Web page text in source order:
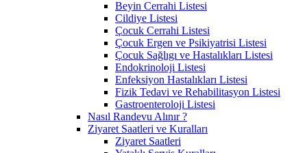
Beyin Cerrahi Listesi
Cildiye Listesi
Çocuk Cerrahi Listesi
Çocuk Ergen ve Psikiyatrisi Listesi
Çocuk Sağlıgı ve Hastalıkları Listesi
Endokrinoloji Listesi
Enfeksiyon Hastalıkları Listesi
Fizik Tedavi ve Rehabilitasyon Listesi
Gastroenteroloji Listesi
Nasıl Randevu Alınır ?
Ziyaret Saatleri ve Kuralları
Ziyaret Saatleri